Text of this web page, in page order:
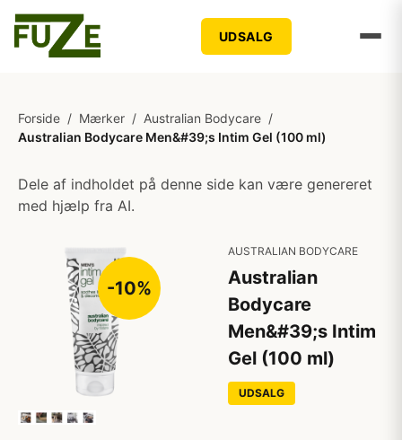
UDSALG
Forside / Mærker / Australian Bodycare /
Australian Bodycare Men&#39;s Intim Gel (100 ml)
Dele af indholdet på denne side kan være genereret
med hjælp fra AI.
-10%
AUSTRALIAN BODYCARE
Australian
Bodycare
Men&#39;s Intim
Gel (100 ml)
UDSALG